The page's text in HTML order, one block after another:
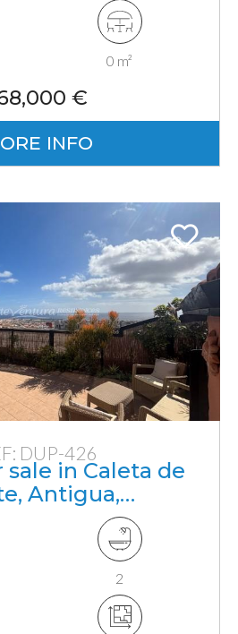
0 m²
€
INFO
DUP-426
sale in Caleta de
Antigua,
Canarias
2